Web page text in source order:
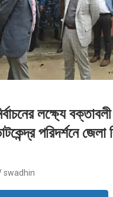
লক্ষ্যে
পরিদর্শনে জেলা
swadhin